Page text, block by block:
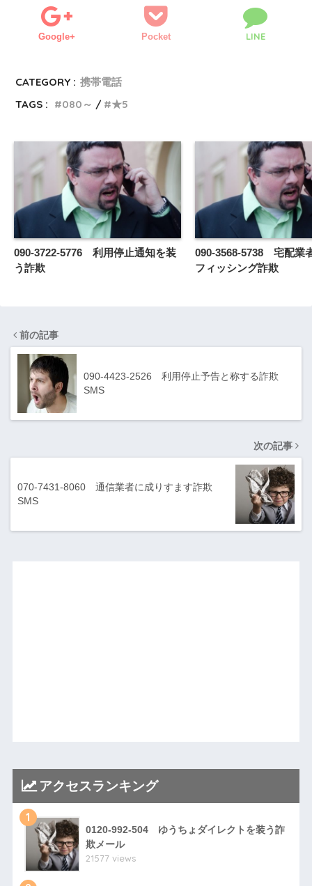
Google+ Pocket LINE
CATEGORY : 携帯電話
TAGS :
080～ ★5
090-3722-5776 利用停止通知を装
う詐欺
090-3568-5738 宅配業
フィッシング詐欺
前の記事
090-4423-2526 利用停止予告と称する詐欺
SMS
次の記事
070-7431-8060 通信業者に成りすます詐欺
SMS
アクセスランキング
1
0120-992-504 ゆうちょダイレクトを装う詐
欺メール
21577 views